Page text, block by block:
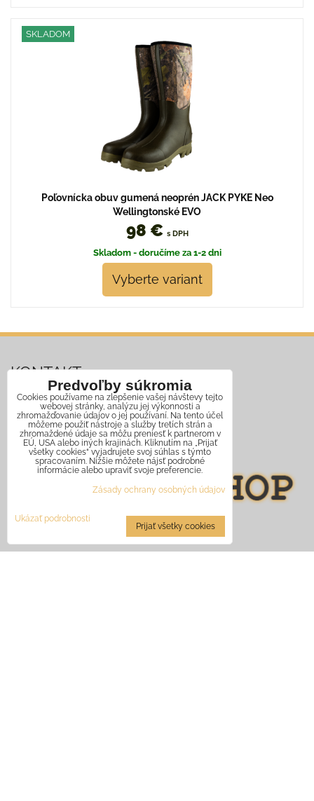
SKLADOM
Poľovnícka obuv gumená neoprén JACK PYKE Neo
Wellingtonské EVO
98 € s DPH
Skladom - doručíme za 1-2 dni
Vyberte variant
KONTAKT
Mobil:+421 911 466 006
Email: info@jagershop.sk
René Terem - JagerShop
Predvoľby súkromia
Cookies používame na zlepšenie vašej návštevy tejto
webovej stránky, analýzu jej výkonnosti a
zhromažďovanie údajov o jej používaní. Na tento účel
môžeme použiť nástroje a služby tretích strán a
zhromaždené údaje sa môžu preniesť k partnerom v
EÚ, USA alebo iných krajinách. Kliknutím na „Prijať
všetky cookies“ vyjadrujete svoj súhlas s týmto
spracovaním. Nižšie môžete nájsť podrobné
informácie alebo upraviť svoje preferencie.
Zásady ochrany osobných údajov
Ukázať podrobnosti
Prijať všetky cookies